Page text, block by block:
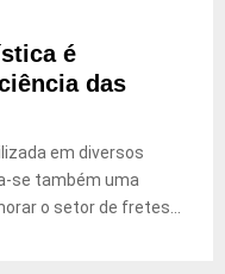
é
das
em diversos
se também uma
o setor de fretes...